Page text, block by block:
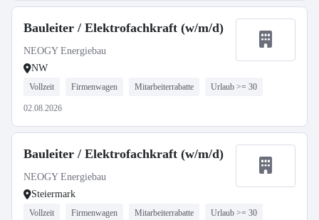
Bauleiter / Elektrofachkraft (w/m/d)
NEOGY Energiebau
NW
Vollzeit Firmenwagen Mitarbeiterrabatte Urlaub >= 30
02.08.2026
Bauleiter / Elektrofachkraft (w/m/d)
NEOGY Energiebau
Steiermark
Vollzeit Firmenwagen Mitarbeiterrabatte Urlaub >= 30